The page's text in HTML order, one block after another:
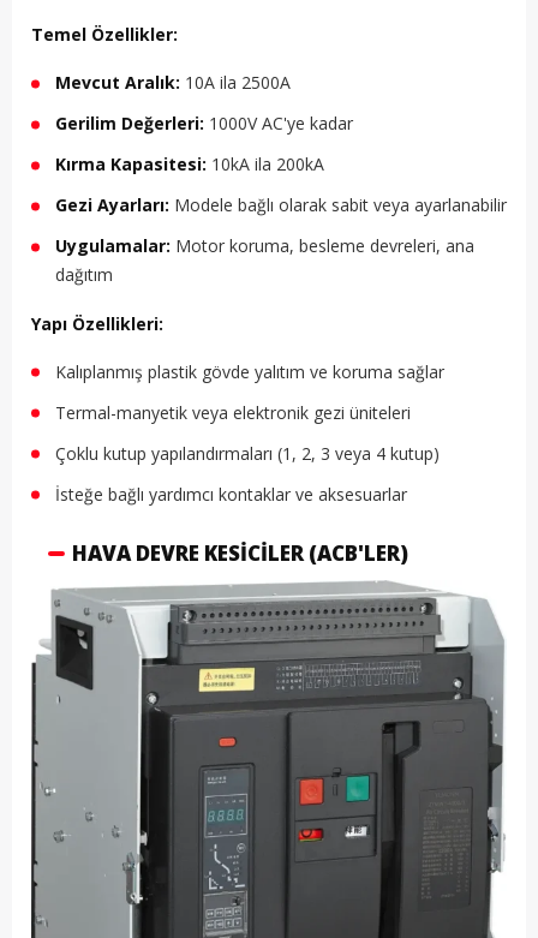
Temel Özellikler:
Mevcut Aralık: 10A ila 2500A
Gerilim Değerleri: 1000V AC'ye kadar
Kırma Kapasitesi: 10kA ila 200kA
Gezi Ayarları: Modele bağlı olarak sabit veya ayarlanabilir
Uygulamalar: Motor koruma, besleme devreleri, ana
dağıtım
Yapı Özellikleri:
Kalıplanmış plastik gövde yalıtım ve koruma sağlar
Termal-manyetik veya elektronik gezi üniteleri
Çoklu kutup yapılandırmaları (1, 2, 3 veya 4 kutup)
İsteğe bağlı yardımcı kontaklar ve aksesuarlar
HAVA DEVRE KESICILER (ACB'LER)